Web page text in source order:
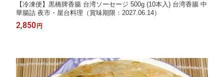
【冷凍便】黒橋牌香腸 台湾ソーセージ 500g (10本入) 台湾香腸 中
華腸詰 夜市・屋台料理（賞味期限：2027.06.14）
2,850 円